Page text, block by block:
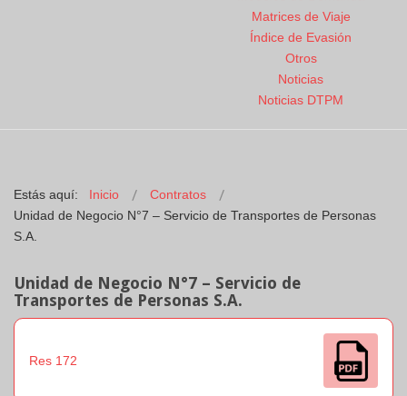
Matrices de Viaje
Índice de Evasión
Otros
Noticias
Noticias DTPM
Estás aquí: Inicio
Contratos
Unidad de Negocio N°7 – Servicio de Transportes de Personas
S.A.
Unidad de Negocio N°7 – Servicio de
Transportes de Personas S.A.
Res 172